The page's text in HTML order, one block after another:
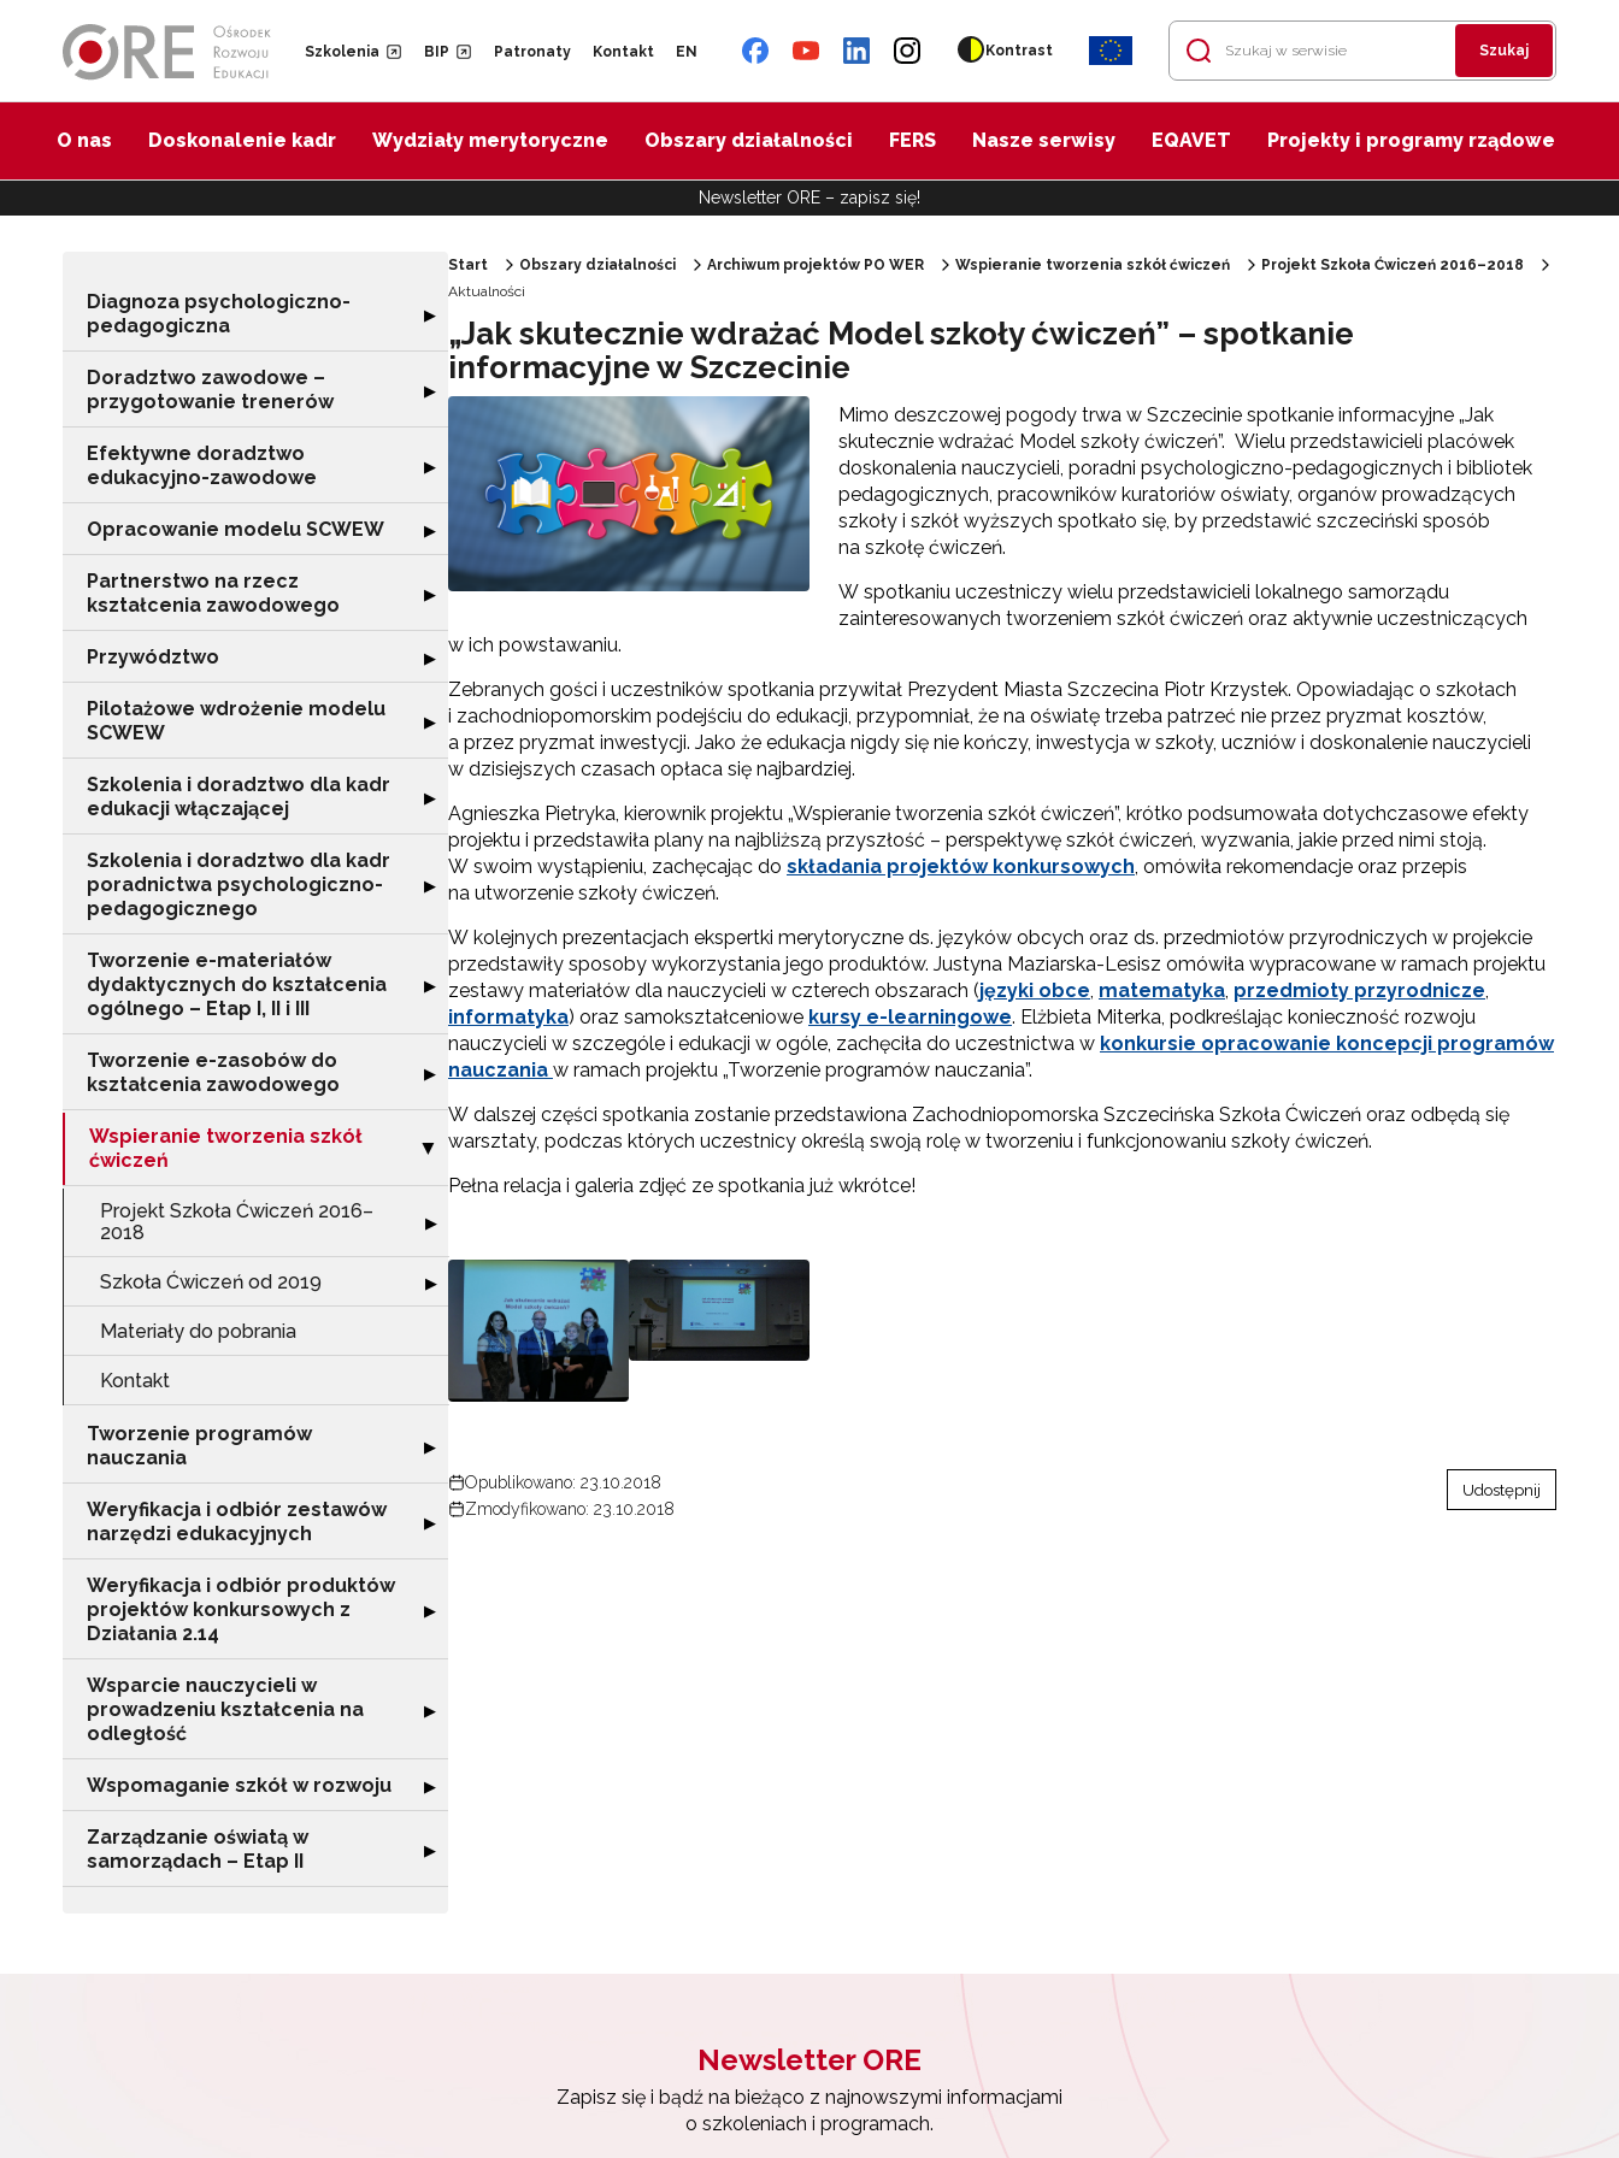
Szkolenia BIP Patronaty Kontakt EN Kontrast Szukaj
O nas Doskonalenie kadr Wydziały merytoryczne Obszary działalności FERS Nasze serwisy EQAVET Projekty i programy rządowe
Newsletter ORE – zapisz się!
Diagnoza psychologiczno-
pedagogiczna
Rozwiń sekcję "Diagnoza psychologiczno-pedagogiczna"
▶
Doradztwo zawodowe –
przygotowanie trenerów
Rozwiń sekcję "Doradztwo zawodowe – przygotowanie trenerów"
▶
Efektywne doradztwo
edukacyjno-zawodowe
Rozwiń sekcję "Efektywne doradztwo edukacyjno-zawodowe"
▶
Opracowanie modelu SCWEW Rozwiń sekcję "Opracowanie modelu SCWEW"
▶
Partnerstwo na rzecz
kształcenia zawodowego
Rozwiń sekcję "Partnerstwo na rzecz kształcenia zawodowego"
▶
Przywództwo Rozwiń sekcję "Przywództwo"
▶
Pilotażowe wdrożenie modelu
SCWEW
Rozwiń sekcję "Pilotażowe wdrożenie modelu SCWEW"
▶
Szkolenia i doradztwo dla kadr
edukacji włączającej
Rozwiń sekcję "Szkolenia i doradztwo dla kadr edukacji włączającej"
▶
Szkolenia i doradztwo dla kadr
poradnictwa psychologiczno-
pedagogicznego
Rozwiń sekcję "Szkolenia i doradztwo dla kadr poradnictwa psychologiczno-pedagogicznego"
▶
Tworzenie e-materiałów
dydaktycznych do kształcenia
ogólnego – Etap I, II i III
Rozwiń sekcję "Tworzenie e-materiałów dydaktycznych do kształcenia ogólnego – Etap I, II i III"
▶
Tworzenie e-zasobów do
kształcenia zawodowego
Rozwiń sekcję "Tworzenie e-zasobów do kształcenia zawodowego"
▶
Wspieranie tworzenia szkół
ćwiczeń
Zwiń sekcję "Wspieranie tworzenia szkół ćwiczeń"
▶
Projekt Szkoła Ćwiczeń 2016–
2018
Rozwiń sekcję "Projekt Szkoła Ćwiczeń 2016–2018"
▶
Szkoła Ćwiczeń od 2019 Rozwiń sekcję "Szkoła Ćwiczeń od 2019"
▶
Materiały do pobrania
Kontakt
Tworzenie programów
nauczania
Rozwiń sekcję "Tworzenie programów nauczania"
▶
Weryfikacja i odbiór zestawów
narzędzi edukacyjnych
Rozwiń sekcję "Weryfikacja i odbiór zestawów narzędzi edukacyjnych"
▶
Weryfikacja i odbiór produktów
projektów konkursowych z
Działania 2.14
Rozwiń sekcję "Weryfikacja i odbiór produktów projektów konkursowych z Działania 2.14"
▶
Wsparcie nauczycieli w
prowadzeniu kształcenia na
odległość
Rozwiń sekcję "Wsparcie nauczycieli w prowadzeniu kształcenia na odległość"
▶
Wspomaganie szkół w rozwoju Rozwiń sekcję "Wspomaganie szkół w rozwoju"
▶
Zarządzanie oświatą w
samorządach – Etap II
Rozwiń sekcję "Zarządzanie oświatą w samorządach – Etap II"
▶
Start Obszary działalności Archiwum projektów PO WER Wspieranie tworzenia szkół ćwiczeń
Projekt Szkoła Ćwiczeń 2016–2018
Aktualności
„Jak skutecznie wdrażać Model szkoły ćwiczeń” – spotkanie
informacyjne w Szczecinie
Mimo deszczowej pogody trwa w Szczecinie spotkanie informacyjne „Jak
skutecznie wdrażać Model szkoły ćwiczeń”. Wielu przedstawicieli placówek
doskonalenia nauczycieli, poradni psychologiczno-pedagogicznych i bibliotek
pedagogicznych, pracowników kuratoriów oświaty, organów prowadzących
szkoły i szkół wyższych spotkało się, by przedstawić szczeciński sposób
na szkołę ćwiczeń.
W spotkaniu uczestniczy wielu przedstawicieli lokalnego samorządu
zainteresowanych tworzeniem szkół ćwiczeń oraz aktywnie uczestniczących
w ich powstawaniu.
Zebranych gości i uczestników spotkania przywitał Prezydent Miasta Szczecina Piotr Krzystek. Opowiadając o szkołach
i zachodniopomorskim podejściu do edukacji, przypomniał, że na oświatę trzeba patrzeć nie przez pryzmat kosztów,
a przez pryzmat inwestycji. Jako że edukacja nigdy się nie kończy, inwestycja w szkoły, uczniów i doskonalenie nauczycieli
w dzisiejszych czasach opłaca się najbardziej.
Agnieszka Pietryka, kierownik projektu „Wspieranie tworzenia szkół ćwiczeń”, krótko podsumowała dotychczasowe efekty
projektu i przedstawiła plany na najbliższą przyszłość – perspektywę szkół ćwiczeń, wyzwania, jakie przed nimi stoją.
W swoim wystąpieniu, zachęcając do składania projektów konkursowych, omówiła rekomendacje oraz przepis
na utworzenie szkoły ćwiczeń.
W kolejnych prezentacjach ekspertki merytoryczne ds. języków obcych oraz ds. przedmiotów przyrodniczych w projekcie
przedstawiły sposoby wykorzystania jego produktów. Justyna Maziarska-Lesisz omówiła wypracowane w ramach projektu
zestawy materiałów dla nauczycieli w czterech obszarach (języki obce, matematyka, przedmioty przyrodnicze,
informatyka) oraz samokształceniowe kursy e-learningowe. Elżbieta Miterka, podkreślając konieczność rozwoju
nauczycieli w szczególe i edukacji w ogóle, zachęciła do uczestnictwa w konkursie opracowanie koncepcji programów
nauczania w ramach projektu „Tworzenie programów nauczania”.
W dalszej części spotkania zostanie przedstawiona Zachodniopomorska Szczecińska Szkoła Ćwiczeń oraz odbędą się
warsztaty, podczas których uczestnicy określą swoją rolę w tworzeniu i funkcjonowaniu szkoły ćwiczeń.
Pełna relacja i galeria zdjęć ze spotkania już wkrótce!
Opublikowano: 23.10.2018
Zmodyfikowano: 23.10.2018
Udostępnij
Newsletter ORE
Zapisz się i bądź na bieżąco z najnowszymi informacjami
o szkoleniach i programach.
Newsletter ORE